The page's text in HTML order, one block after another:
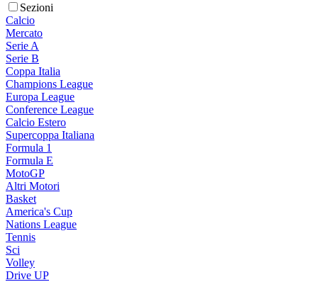
Sezioni
Calcio
Mercato
Serie A
Serie B
Coppa Italia
Champions League
Europa League
Conference League
Calcio Estero
Supercoppa Italiana
Formula 1
Formula E
MotoGP
Altri Motori
Basket
America's Cup
Nations League
Tennis
Sci
Volley
Drive UP